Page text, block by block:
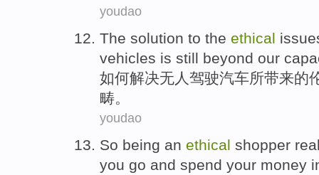
youdao
The solution to the ethical
vehicles is still beyond our
如何解决无人驾驶汽车所带来的
畴。
youdao
So being an ethical shopper
you go and spend your money